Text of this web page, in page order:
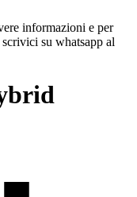
informazioni e per
su whatsapp al